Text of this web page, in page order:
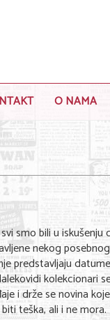
O NAMA
smo bili u
nekog
predstavljaju
kolekcionari
i drže se novina
teška, ali i ne mora.